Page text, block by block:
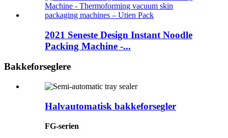
2021 Seneste Design Instant Noodle
Packing Machine -...
Bakkeforseglere
Halvautomatisk bakkeforsegler
FG-serien